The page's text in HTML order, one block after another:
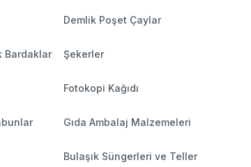
Demlik Poşet Çaylar
Bardaklar Şekerler
Fotokopi Kağıdı
Gıda Ambalaj Malzemeleri
Bulaşık Süngerleri ve Teller